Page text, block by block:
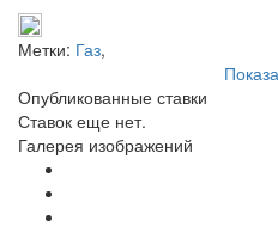
Метки: Газ,
Опубликованные ставки
Ставок еще нет.
Галерея изображений